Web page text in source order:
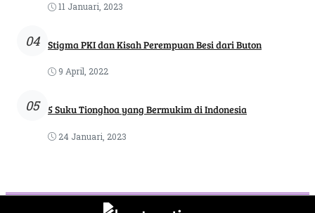
11 Januari, 2023
04 Stigma PKI dan Kisah Perempuan Besi dari Buton
9 April, 2022
05 5 Suku Tionghoa yang Bermukim di Indonesia
24 Januari, 2023